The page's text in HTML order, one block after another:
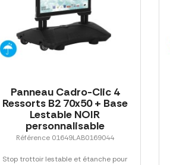
Panneau Cadro-Clic 4
Ressorts B2 70x50 + Base
Lestable NOIR
personnalisable
Référence 01649LAB0169044
Stop trottoir lestable et étanche pour